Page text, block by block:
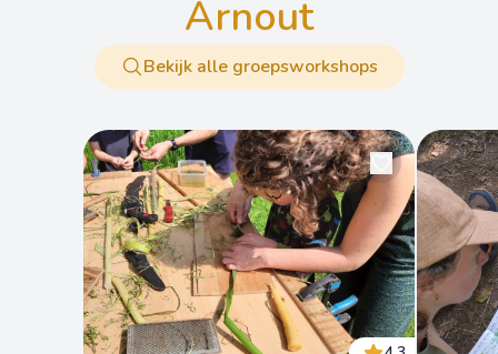
Arnout
Bekijk alle groepsworkshops